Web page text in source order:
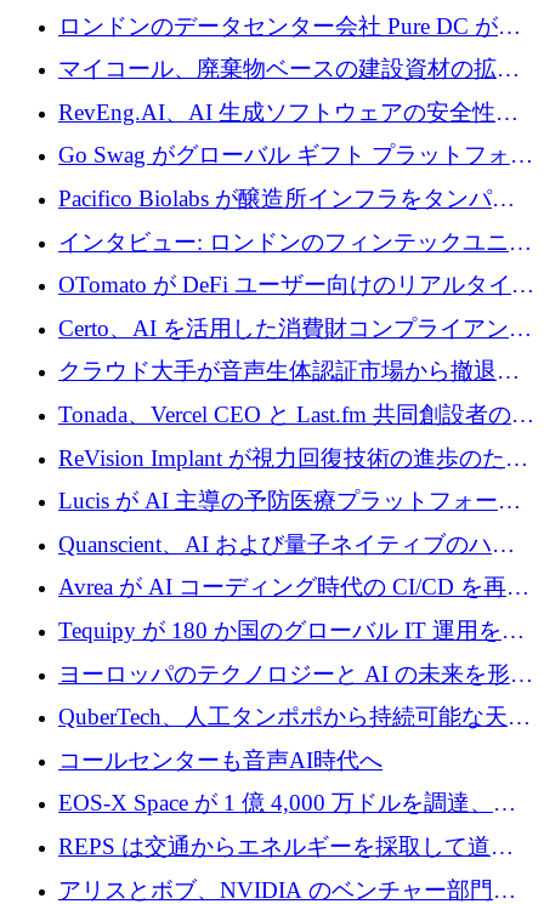
めに 5,800 万ドルを獲得
ロンドンのデータセンター会社 Pure DC が欧
州と中東の拡張に 27 億ドルを確保
マイコール、廃棄物ベースの建設資材の拡大
に400万ポンドを投資
RevEng.AI、AI 生成ソフトウェアの安全性を
確保するために 1,500 万ドルを調達
Go Swag がグローバル ギフト プラットフォー
ムを拡大するために 500 万ドルを調達
Pacifico Biolabs が醸造所インフラをタンパク
質生産に転換するために 700 万ユーロを調達
インタビュー: ロンドンのフィンテックユニコ
ーン Tide の CEO、オリバー・プリル氏
OTomato が DeFi ユーザー向けのリアルタイム
インテリジェンス レイヤーを構築するために
Improbable から 200 万ドルを調達
Certo、AI を活用した消費財コンプライアンス
プラットフォームのために 400 万ドルを調達
クラウド大手が音声生体認証市場から撤退す
るなか、Voxmindが54万6,000ポンドのプレシ
ード資金を調達
Tonada、Vercel CEO と Last.fm 共同創設者の支
援を受けてステルス撤退
ReVision Implant が視力回復技術の進歩のため
に 400 万ユーロを確保
Lucis が AI 主導の予防医療プラットフォーム
を拡大するためにシリーズ A で 2,000 万ドル
を調達
Quanscient、AI および量子ネイティブのハー
ドウェア エンジニアリングを推進するために
1,000 万ユーロを調達
Avrea が AI コーディング時代の CI/CD を再発
明するために 470 万ドルをかけてステルスか
ら浮上
Tequipy が 180 か国のグローバル IT 運用を自
動化するために 300 万ユーロ以上を調達
ヨーロッパのテクノロジーと AI の未来を形作
る: イノベーション リーダーが Nexus
Luxembourg 2026 に集まる理由
QuberTech、人工タンポポから持続可能な天然
ゴムを開発するために 340 万ポンドを調達
コールセンターも音声AI時代へ
EOS-X Space が 1 億 4,000 万ドルを調達、
Mistral が Emmi AI を買収、Bliq がエストニア
での完全無人道路運営を承認
REPS は交通からエネルギーを採取して道路
を発電所に変えるために 2,360 万ドルを調達
アリスとボブ、NVIDIA のベンチャー部門か